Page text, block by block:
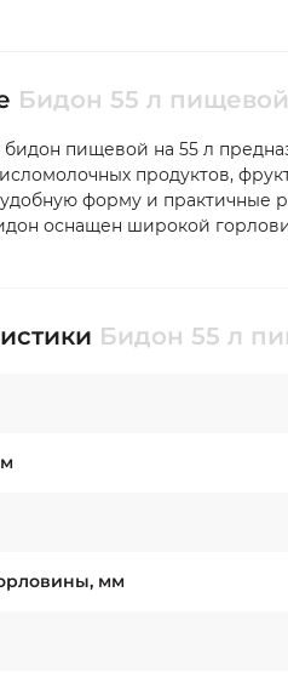
Бидон 55 л пищевой
пищевой на 55 л
продуктов,
форму и практичные
оснащен широкой
Бидон 55 л
мм